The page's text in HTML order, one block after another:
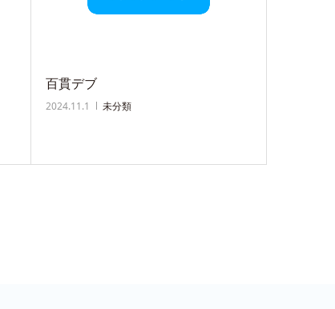
百貫デブ
2024.11.1 未分類